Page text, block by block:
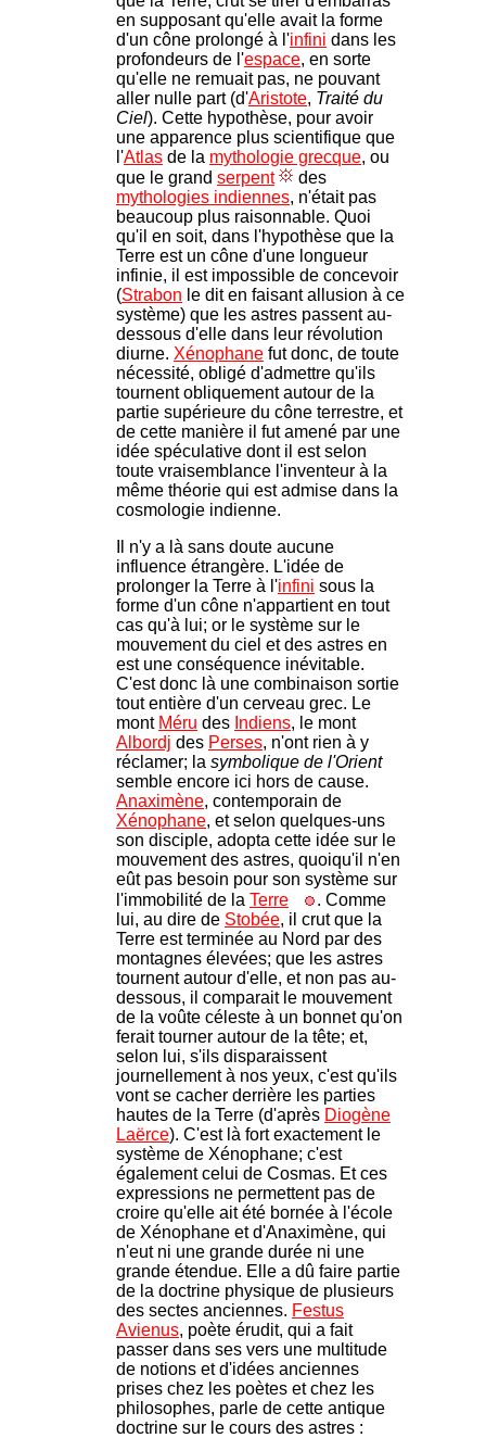
en supposant qu'elle avait la forme
d'un cône prolongé à l'infini dans les
profondeurs de l'espace, en sorte
qu'elle ne remuait pas, ne pouvant
aller nulle part (d'Aristote, Traité du
Ciel). Cette hypothèse, pour avoir
une apparence plus scientifique que
l'Atlas de la mythologie grecque, ou
que le grand serpent
des
mythologies indiennes, n'était pas
beaucoup plus raisonnable. Quoi
qu'il en soit, dans l'hypothèse que la
Terre est un cône d'une longueur
infinie, il est impossible de concevoir
(Strabon le dit en faisant allusion à ce
système) que les astres passent au-
dessous d'elle dans leur révolution
diurne. Xénophane fut donc, de toute
nécessité, obligé d'admettre qu'ils
tournent obliquement autour de la
partie supérieure du cône terrestre, et
de cette manière il fut amené par une
idée spéculative dont il est selon
toute vraisemblance l'inventeur à la
même théorie qui est admise dans la
cosmologie indienne.
Il n'y a là sans doute aucune
influence étrangère. L'idée de
prolonger la Terre à l'infini sous la
forme d'un cône n'appartient en tout
cas qu'à lui; or le système sur le
mouvement du ciel et des astres en
est une conséquence inévitable.
C'est donc là une combinaison sortie
tout entière d'un cerveau grec. Le
mont Méru des Indiens, le mont
Albordj des Perses, n'ont rien à y
réclamer; la symbolique de l'Orient
semble encore ici hors de cause.
Anaximène, contemporain de
Xénophane, et selon quelques-uns
son disciple, adopta cette idée sur le
mouvement des astres, quoiqu'il n'en
eût pas besoin pour son système sur
l'immobilité de la Terre
. Comme
lui, au dire de Stobée, il crut que la
Terre est terminée au Nord par des
montagnes élevées; que les astres
tournent autour d'elle, et non pas au-
dessous, il comparait le mouvement
de la voûte céleste à un bonnet qu'on
ferait tourner autour de la tête; et,
selon lui, s'ils disparaissent
journellement à nos yeux, c'est qu'ils
vont se cacher derrière les parties
hautes de la Terre (d'après Diogène
Laërce). C'est là fort exactement le
système de Xénophane; c'est
également celui de Cosmas. Et ces
expressions ne permettent pas de
croire qu'elle ait été bornée à l'école
de Xénophane et d'Anaximène, qui
n'eut ni une grande durée ni une
grande étendue. Elle a dû faire partie
de la doctrine physique de plusieurs
des sectes anciennes. Festus
Avienus, poète érudit, qui a fait
passer dans ses vers une multitude
de notions et d'idées anciennes
prises chez les poètes et chez les
philosophes, parle de cette antique
doctrine sur le cours des astres :